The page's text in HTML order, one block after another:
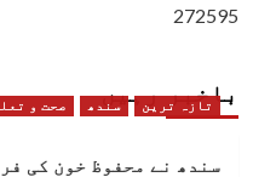
272595
باخبر رہیں
تازہ ترین سندھ صحت و
سندھ نے محفوظ خون کی